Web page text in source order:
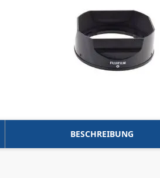
BESCHREIBUNG